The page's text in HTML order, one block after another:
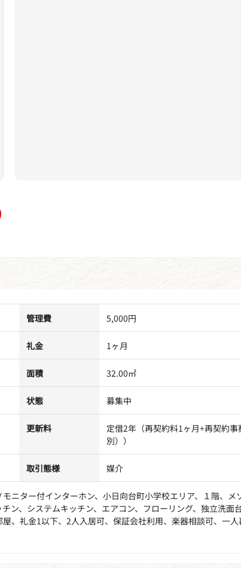
管理費 5,000円
礼金 1ヶ月
面積 32.00㎡
状態 募集中
更新料
定借2年（再契約料1ヶ月+再契約
別））
取引態様 媒介
ニター付インターホン、小日向台町小学校エリア、１階、メ
ン、システムキッチン、エアコン、フローリング、独立洗面
、礼金1以下、2人入居可、保証会社利用、楽器相談可、一